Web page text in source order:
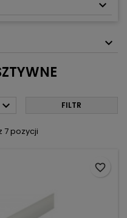
 FILTR
7 pozycji
favorite_border